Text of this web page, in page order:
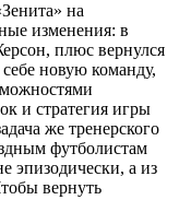
на
изменения: в
плюс вернулся
новую команду,
и стратегия игры
же тренерского
футболистам
эпизодически, а из
вернуть